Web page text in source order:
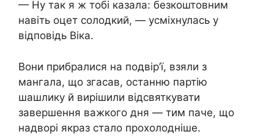
— Ну так я ж тобі казала: безкоштовним
навіть оцет солодкий, — усміхнулась у
відповідь Віка.
Вони прибралися на подвір’ї, взяли з
мангала, що згасав, останню партію
шашлику й вирішили відсвяткувати
завершення важкого дня — тим паче, що
надворі якраз стало прохолодніше.